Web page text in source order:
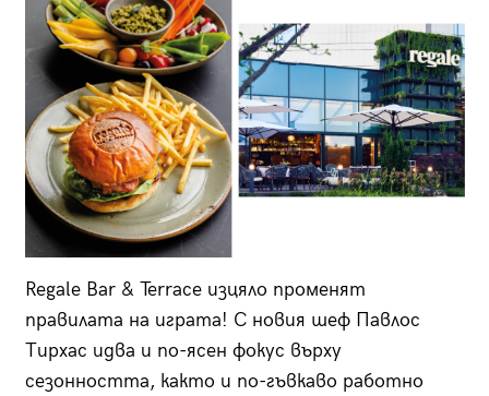
Regale Bar & Terrace изцяло променят
правилата на играта! С новия шеф Павлос
Тирхас идва и по-ясен фокус върху
сезонността, както и по-гъвкаво работно